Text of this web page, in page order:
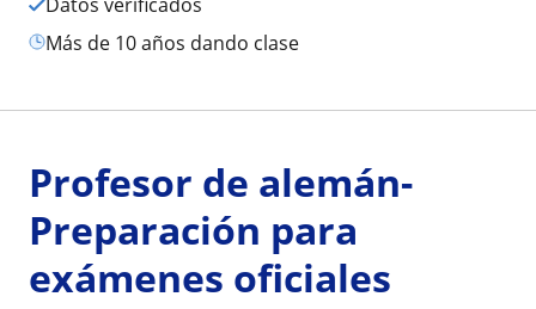
más de 10 años dando clase
Profesor de alemán-
Preparación para
exámenes oficiales